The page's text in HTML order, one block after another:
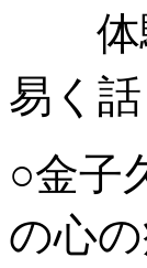
体
易く
○金子
の心